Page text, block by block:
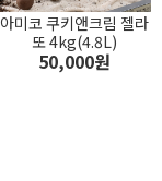
아미코 쿠키앤크림 젤라
또 4kg(4.8L)
50,000원